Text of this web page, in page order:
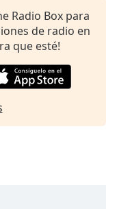
Radio Box para
de radio en
que esté!